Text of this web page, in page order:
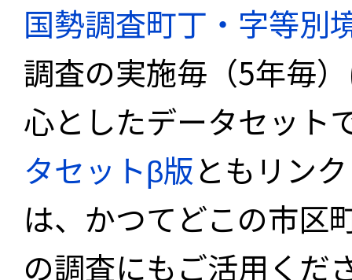
国勢調査町丁・字等別
調査の実施毎（5年毎
心としたデータセット
タセットβ版ともリン
は、かつてどこの市区
の調査にもご活用くだ